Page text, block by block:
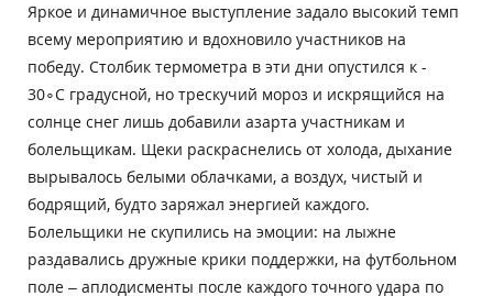
Яркое и динамичное выступление задало высокий темп
всему мероприятию и вдохновило участников на
победу. Столбик термометра в эти дни опустился к -
30∘C градусной, но трескучий мороз и искрящийся на
солнце снег лишь добавили азарта участникам и
болельщикам. Щеки раскраснелись от холода, дыхание
вырывалось белыми облачками, а воздух, чистый и
бодрящий, будто заряжал энергией каждого.
Болельщики не скупились на эмоции: на лыжне
раздавались дружные крики поддержки, на футбольном
поле – аплодисменты после каждого точного удара по